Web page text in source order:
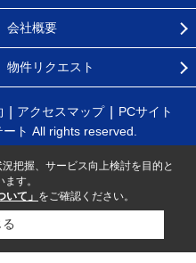
会社概要
物件リクエスト
アクセスマップ
PCサイト
ト All rights reserved.
把握、サービス向上検討を目的と
す。
いて」 をご確認ください。